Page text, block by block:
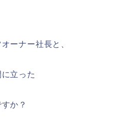
ーナー社長と、
立った
か？